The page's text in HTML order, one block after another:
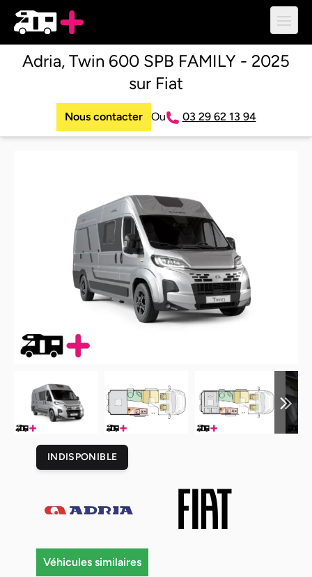
Adria, Twin 600 SPB FAMILY - 2025
sur Fiat
Nous contacter Ou 03 29 62 13 94
INDISPONIBLE
Véhicules similaires